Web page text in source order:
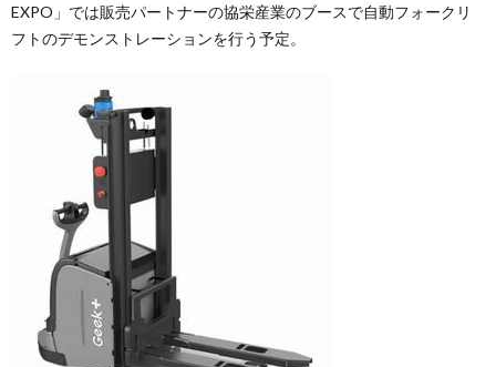
EXPO」では販売パートナーの協栄産業のブースで自動フォークリ
フトのデモンストレーションを行う予定。